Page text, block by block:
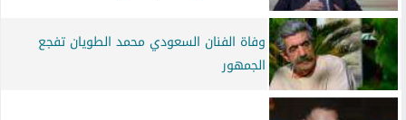
وفاة الفنان السعودي محمد الطويان تفجع
الجمهور